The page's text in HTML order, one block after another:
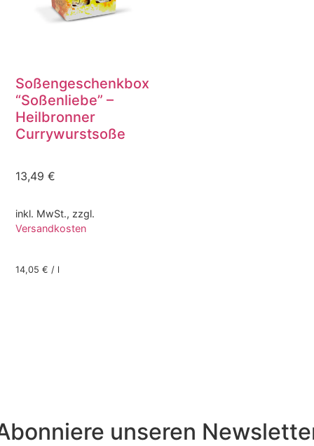
Soßengeschenkbox
“Soßenliebe” –
Heilbronner
Currywurstsoße
13,49 €
inkl. MwSt., zzgl.
Versandkosten
14,05 € / l
unseren